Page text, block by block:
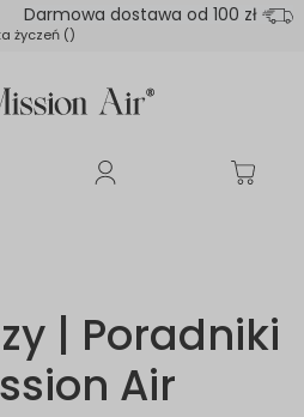
Darmowa dostawa od 100 zł
życzeń ()
| Poradniki
Air